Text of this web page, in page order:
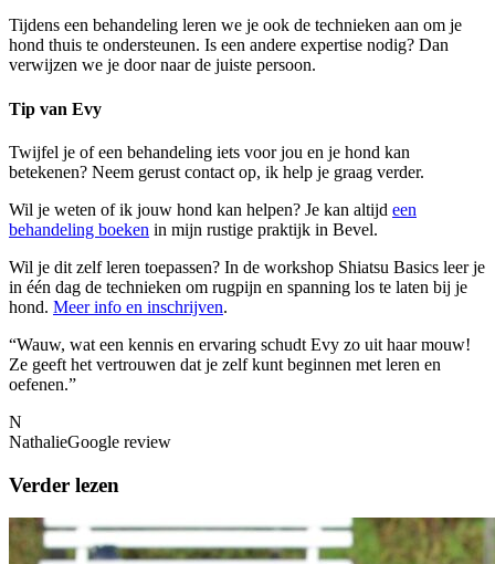
Tijdens een behandeling leren we je ook de technieken aan om je
hond thuis te ondersteunen. Is een andere expertise nodig? Dan
verwijzen we je door naar de juiste persoon.
Tip van Evy
Twijfel je of een behandeling iets voor jou en je hond kan
betekenen? Neem gerust contact op, ik help je graag verder.
Wil je weten of ik jouw hond kan helpen? Je kan altijd een
behandeling boeken in mijn rustige praktijk in Bevel.
Wil je dit zelf leren toepassen? In de workshop Shiatsu Basics leer je
in één dag de technieken om rugpijn en spanning los te laten bij je
hond. Meer info en inschrijven.
“Wauw, wat een kennis en ervaring schudt Evy zo uit haar mouw!
Ze geeft het vertrouwen dat je zelf kunt beginnen met leren en
oefenen.”
N
NathalieGoogle review
Verder lezen